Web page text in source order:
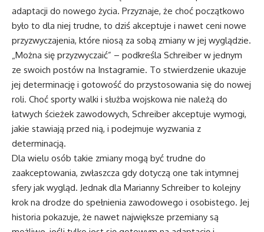
adaptacji do nowego życia. Przyznaje, że choć początkowo
było to dla niej trudne, to dziś akceptuje i nawet ceni nowe
przyzwyczajenia, które niosą za sobą zmiany w jej wyglądzie.
„Można się przyzwyczaić” – podkreśla Schreiber w jednym
ze swoich postów na Instagramie. To stwierdzenie ukazuje
jej determinację i gotowość do przystosowania się do nowej
roli. Choć sporty walki i służba wojskowa nie należą do
łatwych ścieżek zawodowych, Schreiber akceptuje wymogi,
jakie stawiają przed nią, i podejmuje wyzwania z
determinacją.
Dla wielu osób takie zmiany mogą być trudne do
zaakceptowania, zwłaszcza gdy dotyczą one tak intymnej
sfery jak wygląd. Jednak dla Marianny Schreiber to kolejny
krok na drodze do spełnienia zawodowego i osobistego. Jej
historia pokazuje, że nawet największe przemiany są